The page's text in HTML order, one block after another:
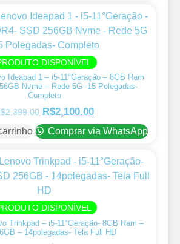
DISPONÍVEL
Ideapad 1 – i5-11°Geração – 8GB Ram
Nvme – Rede 5G -15 Polegadas-
Completo
2,399.00 R$2,100.00
Comprar via WhatsApp
DISPONÍVEL
Trinkpad – i5-11°Geração- 8GB Ram –
– 14polegadas- Tela Full HD